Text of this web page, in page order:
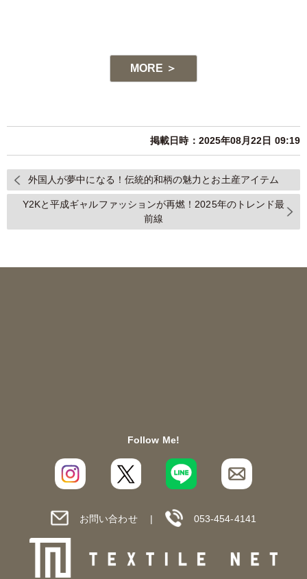
MORE ＞
掲載日時：2025年08月22日 09:19
外国人が夢中になる！伝統的和柄の魅力とお土産アイテム
Y2Kと平成ギャルファッションが再燃！2025年のトレンド最
前線
Follow Me!
お問い合わせ 053-454-4141